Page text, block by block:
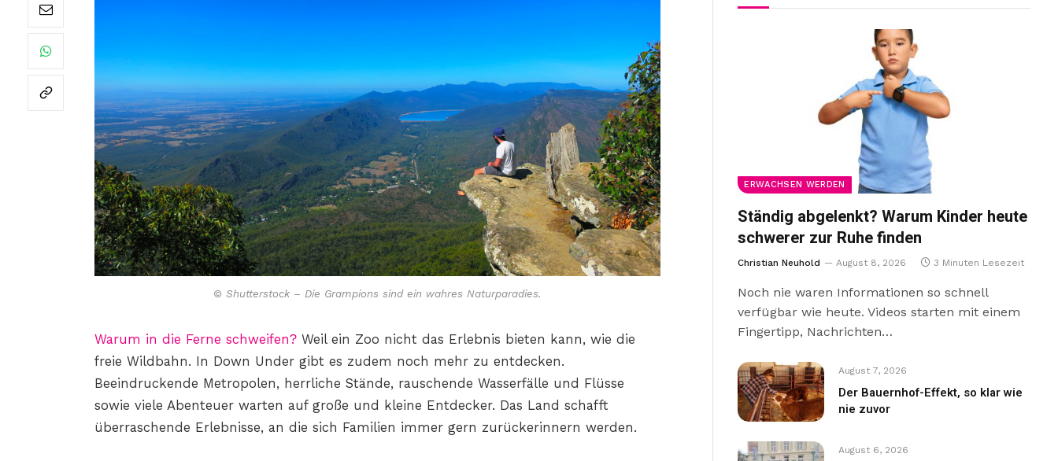
© Shutterstock – Die Grampions sind ein wahres Naturparadies.
Warum in die Ferne schweifen?Weil ein Zoo nicht das Erlebnis bieten kann, wie die
freie Wildbahn. In Down Under gibt es zudem noch mehr zu entdecken.
Beeindruckende Metropolen, herrliche Stände, rauschende Wasserfälle und Flüsse
sowie viele Abenteuer warten auf große und kleine Entdecker. Das Land schafft
überraschende Erlebnisse, an die sich Familien immer gern zurückerinnern werden.
ERWACHSEN WERDEN
Ständig abgelenkt? Warum Kinder heute
schwerer zur Ruhe finden
Christian Neuhold August 8, 2026 3 Minuten Lesezeit
Noch nie waren Informationen so schnell
verfügbar wie heute. Videos starten mit einem
Fingertipp, Nachrichten…
August 7, 2026
Der Bauernhof-Effekt, so klar wie
nie zuvor
August 6, 2026